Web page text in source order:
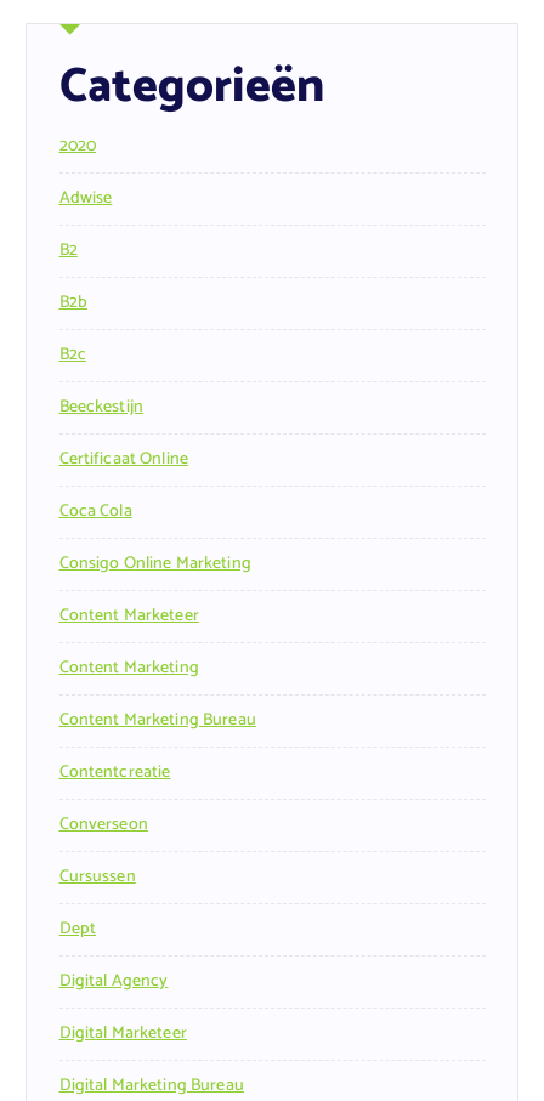
Categorieën
2020
Adwise
B2
B2b
B2c
Beeckestijn
Certificaat Online
Coca Cola
Consigo Online Marketing
Content Marketeer
Content Marketing
Content Marketing Bureau
Contentcreatie
Converseon
Cursussen
Dept
Digital Agency
Digital Marketeer
Digital Marketing Bureau